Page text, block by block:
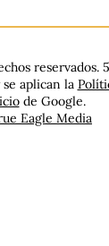
reservados.
aplican la
de Google.
Eagle Media